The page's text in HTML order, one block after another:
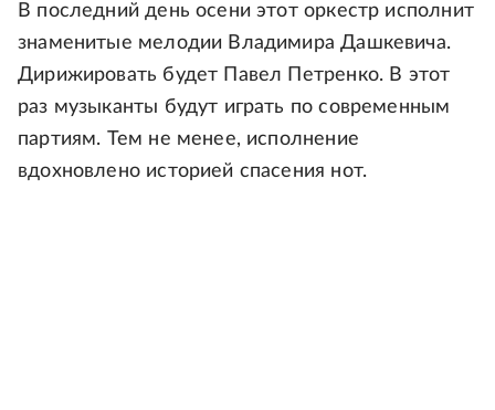
В последний день осени этот оркестр исполнит
знаменитые мелодии Владимира Дашкевича.
Дирижировать будет Павел Петренко. В этот
раз музыканты будут играть по современным
партиям. Тем не менее, исполнение
вдохновлено историей спасения нот.